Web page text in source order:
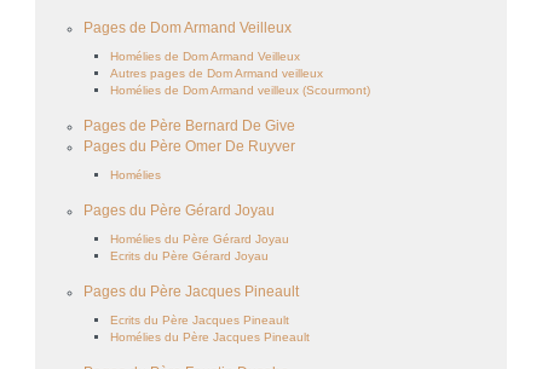
Pages de Dom Armand Veilleux
Homélies de Dom Armand Veilleux
Autres pages de Dom Armand veilleux
Homélies de Dom Armand veilleux (Scourmont)
Pages de Père Bernard De Give
Pages du Père Omer De Ruyver
Homélies
Pages du Père Gérard Joyau
Homélies du Père Gérard Joyau
Ecrits du Père Gérard Joyau
Pages du Père Jacques Pineault
Ecrits du Père Jacques Pineault
Homélies du Père Jacques Pineault